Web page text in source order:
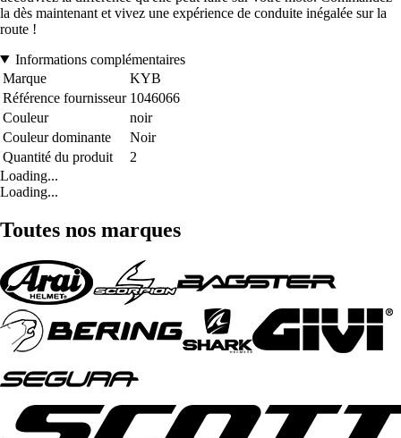
la dès maintenant et vivez une expérience de conduite inégalée sur la
route !
Informations complémentaires
Marque
KYB
Référence fournisseur 1046066
Couleur
noir
Couleur dominante
Noir
Quantité du produit
2
Loading...
Loading...
Toutes nos marques